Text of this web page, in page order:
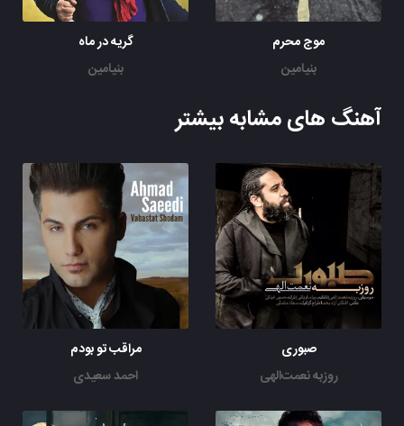
موج محرم
بنیامین
گریه در ماه
بنیامین
آهنگ های مشابه بیشتر
صبوری
روزبه نعمت‌الهی
مراقب تو بودم
احمد سعیدی